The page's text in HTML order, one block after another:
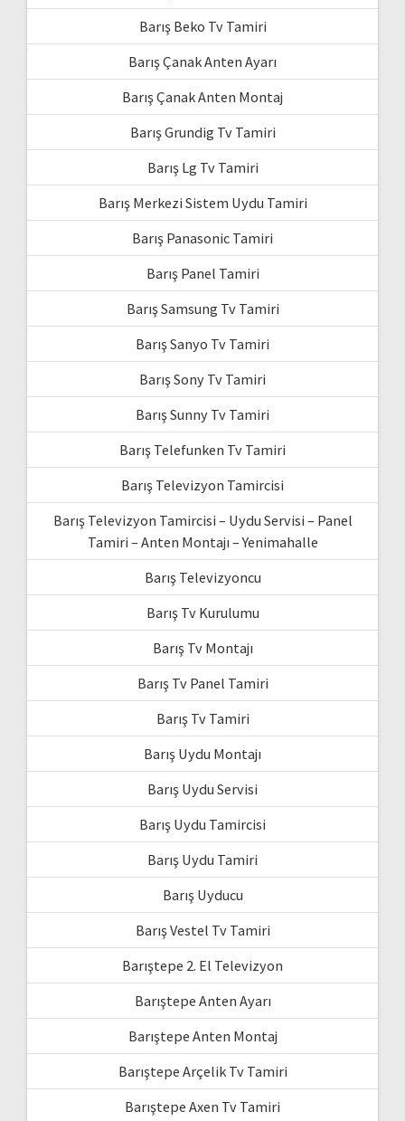
Barış Beko Tv Tamiri
Barış Çanak Anten Ayarı
Barış Çanak Anten Montaj
Barış Grundig Tv Tamiri
Barış Lg Tv Tamiri
Barış Merkezi Sistem Uydu Tamiri
Barış Panasonic Tamiri
Barış Panel Tamiri
Barış Samsung Tv Tamiri
Barış Sanyo Tv Tamiri
Barış Sony Tv Tamiri
Barış Sunny Tv Tamiri
Barış Telefunken Tv Tamiri
Barış Televizyon Tamircisi
Barış Televizyon Tamircisi – Uydu Servisi – Panel
Tamiri – Anten Montajı – Yenimahalle
Barış Televizyoncu
Barış Tv Kurulumu
Barış Tv Montajı
Barış Tv Panel Tamiri
Barış Tv Tamiri
Barış Uydu Montajı
Barış Uydu Servisi
Barış Uydu Tamircisi
Barış Uydu Tamiri
Barış Uyducu
Barış Vestel Tv Tamiri
Barıştepe 2. El Televizyon
Barıştepe Anten Ayarı
Barıştepe Anten Montaj
Barıştepe Arçelik Tv Tamiri
Barıştepe Axen Tv Tamiri